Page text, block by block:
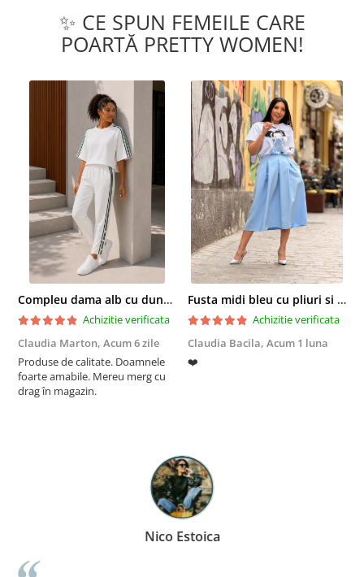
✨ CE SPUN FEMEILE CARE
POARTĂ PRETTY WOMEN!
Compleu dama alb cu dungi laterale in nuante de verde si negru
Achizitie verificata
Claudia Marton, Acum 6 zile
Produse de calitate. Doamnele
foarte amabile. Mereu merg cu
drag în magazin.
Fusta midi bleu cu pliuri si buzunare
Achizitie verificata
Claudia Bacila, Acum 1 luna
❤️
Nico Estoica